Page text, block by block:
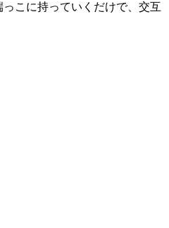
こに持っていくだけで、交互